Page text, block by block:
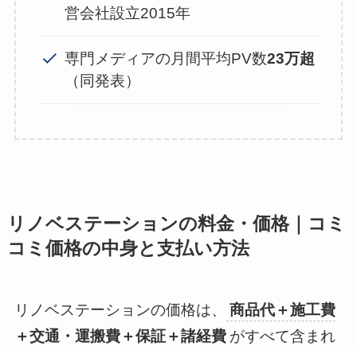
営会社設立2015年
専門メディアの月間平均PV数23万超
（同発表）
リノベステーションの料金・価格｜コミ
コミ価格の中身と支払い方法
リノベステーションの価格は、
商品代＋施工費
＋交通・運搬費＋保証＋諸経費 がすべて含まれ